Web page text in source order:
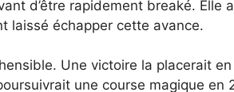
d’être rapidement breaké. Elle
laissé échapper cette avance.
Une victoire la placerait
une course magique en